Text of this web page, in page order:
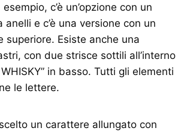
c’è un’opzione con un
e c’è una versione con un
superiore. Esiste anche una
con due strisce sottili all’interno
in basso. Tutti gli elementi
le lettere.
un carattere allungato con